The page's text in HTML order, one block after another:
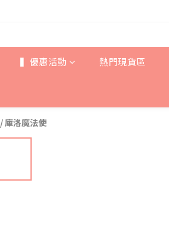
▍優惠活動 熱門現貨區
/庫洛魔法使